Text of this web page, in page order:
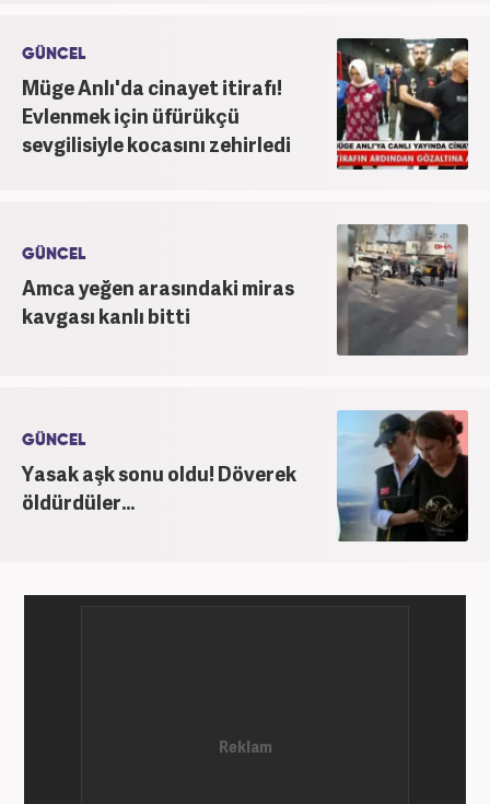
GÜNCEL
Müge Anlı'da cinayet itirafı!
Evlenmek için üfürükçü
sevgilisiyle kocasını zehirledi
GÜNCEL
Amca yeğen arasındaki miras
kavgası kanlı bitti
GÜNCEL
Yasak aşk sonu oldu! Döverek
öldürdüler...